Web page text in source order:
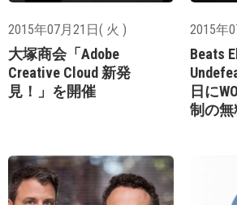
2015年07月21日( 火 )
大塚商会「Adobe
Creative Cloud 新発
見！」を開催
2015年
Beats
日に
制の